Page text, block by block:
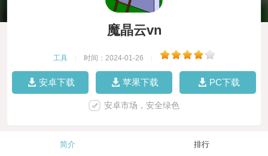
魔晶云vn
工具 时间：2024-01-26
安卓下载 苹果下载 PC下载
安卓市场，安全绿色
简介 排行